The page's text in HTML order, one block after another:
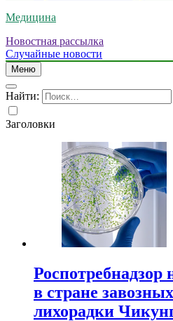
Медицина
Новостная рассылка
Случайные новости
Меню
Найти:
Заголовки
Роспотребнадзор
в стране
лихорадки